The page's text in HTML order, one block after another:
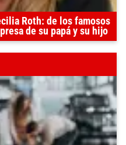
Roth: de los famosos
de su papá y su hijo